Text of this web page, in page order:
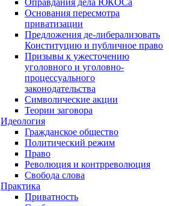
Оправдания дела ЮКОСа
Основания пересмотра
приватизации
Предложения де-либерализовать
Конституцию и публичное право
Призывы к ужесточению
уголовного и уголовно-
процессуального
законодательства
Символические акции
Теории заговора
Идеология
Гражданское общество
Политический режим
Право
Революция и контрреволюция
Свобода слова
Практика
Приватность